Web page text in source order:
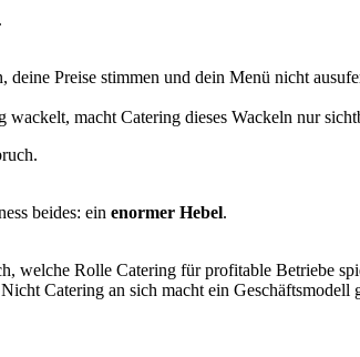
Preise stimmen und dein Menü nicht
macht Catering dieses Wackeln nur
beides: ein enormer Hebel.
welche Rolle Catering für profitable Betriebe
Catering an sich macht ein Geschäftsmodell